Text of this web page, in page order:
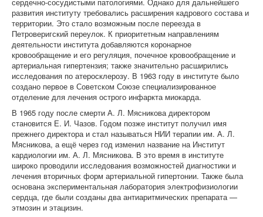
развития институту требовались расширения кадрового состава и
территории. Это стало возможным после переезда в
Петроверигский переулок. К приоритетным направлениям
деятельности института добавляются коронарное
кровообращение и его регуляция, почечное кровообращение и
артериальная гипертензия; также значительно расширились
исследования по атеросклерозу. В 1963 году в институте было
создано первое в Советском Союзе специализированное
отделение для лечения острого инфаркта миокарда.
В 1965 году после смерти А. Л. Мясникова директором
становится Е. И. Чазов. Годом позже институт получил имя
прежнего директора и стал называться НИИ терапии им. А. Л.
Мясникова, а ещё через год изменил название на Институт
кардиологии им. А. Л. Мясникова. В это время в институте
широко проводили исследования возможностей диагностики и
лечения вторичных форм артериальной гипертонии. Также была
основана экспериментальная лаборатория электрофизиологии
сердца, где были созданы два антиаритмических препарата —
этмозин и этацизин.